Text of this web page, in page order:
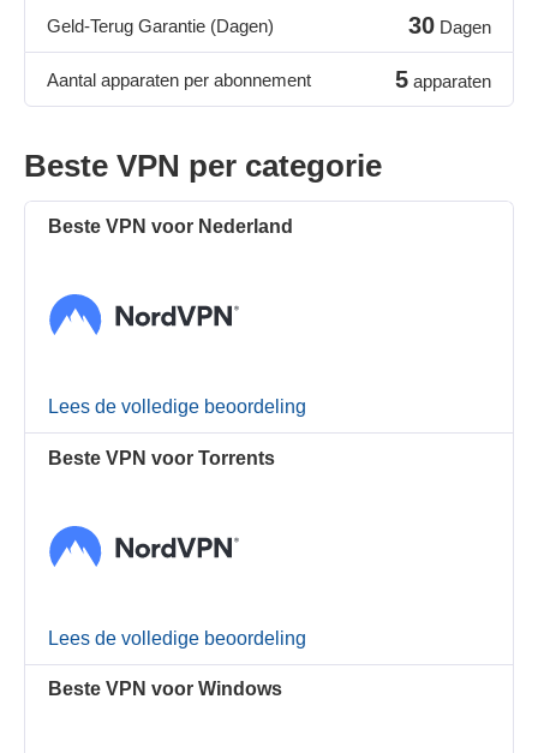
Geld-Terug Garantie (Dagen) 30 Dagen
Aantal apparaten per abonnement 5 apparaten
Beste VPN per categorie
Beste VPN voor Nederland
Lees de volledige beoordeling
Beste VPN voor Torrents
Lees de volledige beoordeling
Beste VPN voor Windows